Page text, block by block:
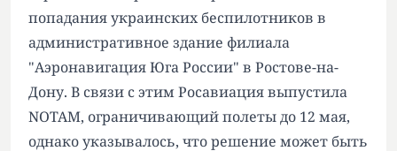
попадания украинских беспилотников в
административное здание филиала
"Аэронавигация Юга России" в Ростове-на-
Дону. В связи с этим Росавиация выпустила
NOTAM, ограничивающий полеты до 12 мая,
однако указывалось, что решение может быть